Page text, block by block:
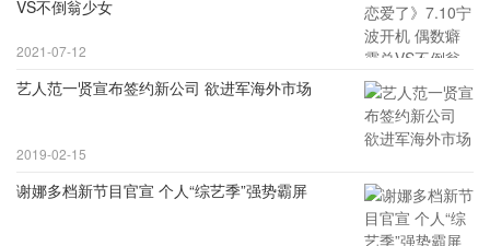
VS不倒翁少女
2021-07-12
艺人范一贤宣布签约新公司 欲进军海外市场
2019-02-15
谢娜多档新节目官宣 个人“综艺季”强势霸屏